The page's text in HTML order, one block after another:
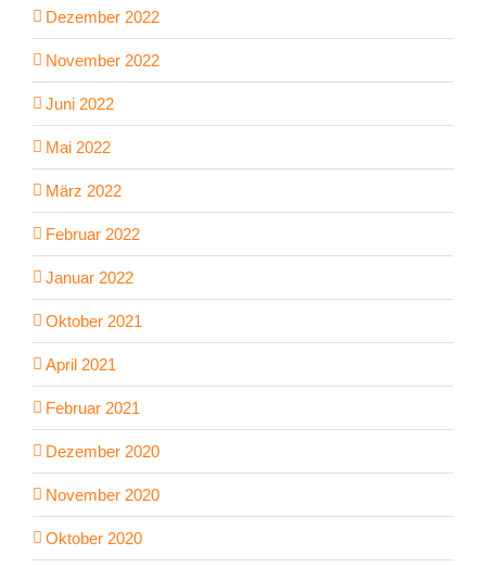
Dezember 2022
November 2022
Juni 2022
Mai 2022
März 2022
Februar 2022
Januar 2022
Oktober 2021
April 2021
Februar 2021
Dezember 2020
November 2020
Oktober 2020